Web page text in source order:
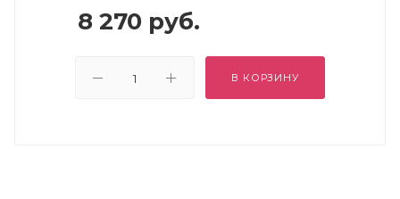
8 270 руб.
В КОРЗИНУ